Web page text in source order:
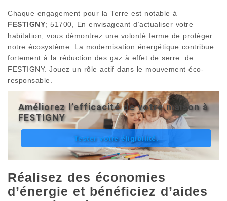
Chaque engagement pour la Terre est notable à
FESTIGNY; 51700, En envisageant d’actualiser votre
habitation, vous démontrez une volonté ferme de protéger
notre écosystème. La modernisation énergétique contribue
fortement à la réduction des gaz à effet de serre. de
FESTIGNY. Jouez un rôle actif dans le mouvement éco-
responsable.
Améliorez l’efficacité de votre maison à
FESTIGNY
Tester votre éligibilité.
Réalisez des économies
d’énergie et bénéficiez d’aides